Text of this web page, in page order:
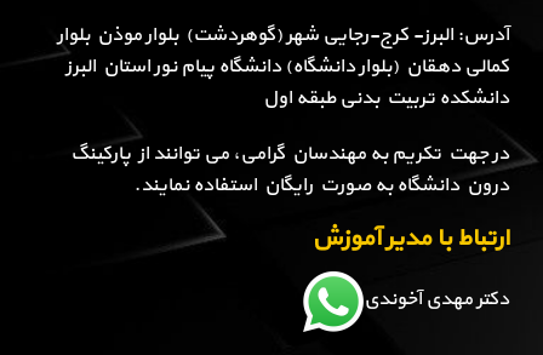
آدرس: البرز- کرج-رجایی شهر (گوهردشت) بلوار موذن بلوار
کمالی دهقان (بلوار دانشگاه) دانشگاه پیام نور استان البرز
دانشکده تربیت بدنی طبقه اول
در جهت تکریم به مهندسان گرامی، می توانند از پارکینگ
درون دانشگاه به صورت رایگان استفاده نمایند.
ارتباط با مدیر آموزش
دکتر مهدی آخوندی